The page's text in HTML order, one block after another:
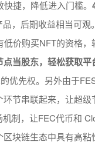
捷，降低进入门槛。
，后期收益相当可观。
价购买NFT的资格，
当股东，轻松获取平
优先权。另外由于
节串联起来，让超
制，让FEC代币和
块链生态中具有高